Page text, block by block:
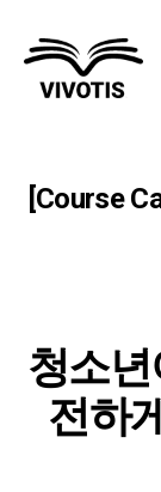
[Course
청소
전하